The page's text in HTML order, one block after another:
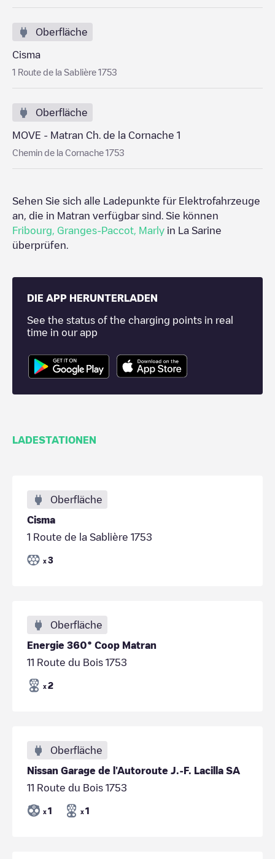
Oberfläche
Cisma
1 Route de la Sablière 1753
Oberfläche
MOVE - Matran Ch. de la Cornache 1
Chemin de la Cornache 1753
Sehen Sie sich alle Ladepunkte für Elektrofahrzeuge
an, die in Matran verfügbar sind. Sie können
Fribourg
Granges-Paccot Marly in
La Sarine
überprüfen.
DIE APP HERUNTERLADEN
See the status of the charging points in real
time in our app
LADESTATIONEN
Oberfläche
Cisma
1 Route de la Sablière 1753
x 3
Oberfläche
Energie 360° Coop Matran
11 Route du Bois 1753
x 2
Oberfläche
Nissan Garage de l'Autoroute J.-F. Lacilla SA
11 Route du Bois 1753
x 1 x 1